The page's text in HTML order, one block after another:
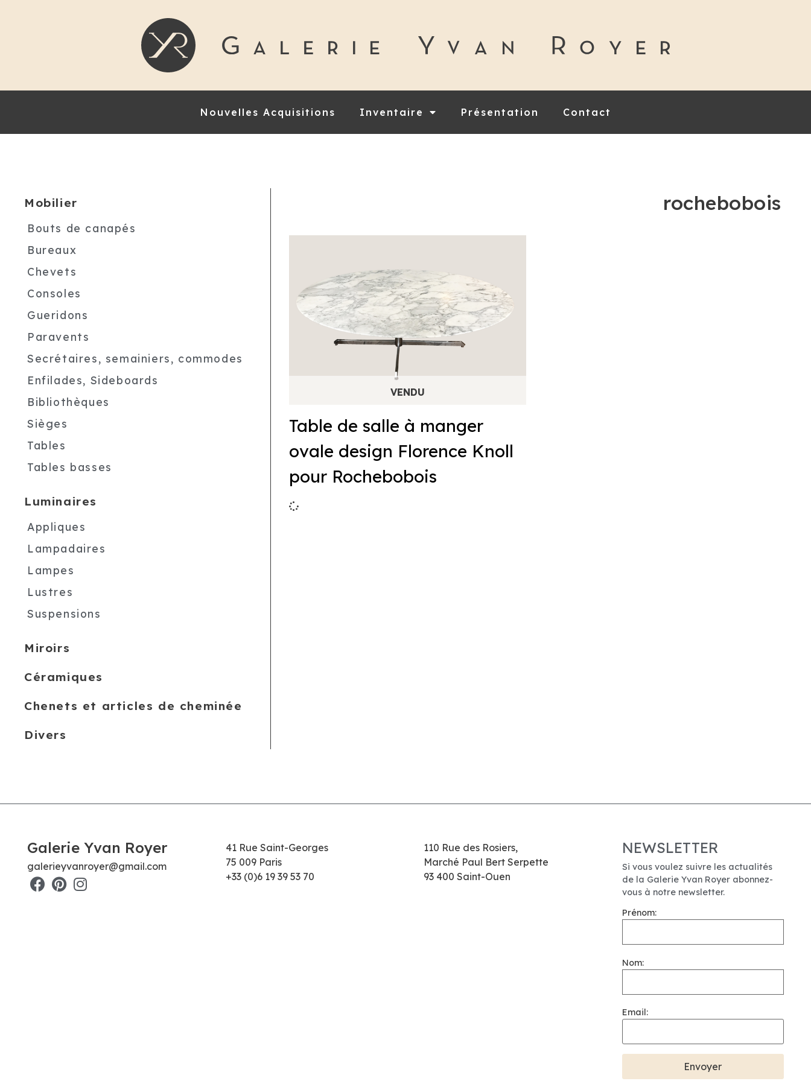
Nouvelles Acquisitions Inventaire Présentation Contact
Mobilier
Bouts de canapés
Bureaux
Chevets
Consoles
Gueridons
Paravents
Secrétaires, semainiers, commodes
Enfilades, Sideboards
Bibliothèques
Sièges
Tables
Tables basses
Luminaires
Appliques
Lampadaires
Lampes
Lustres
Suspensions
Miroirs
Céramiques
Chenets et articles de cheminée
Divers
rochebobois
Table de salle à manger
ovale design Florence Knoll
pour Rochebobois
Galerie Yvan Royer
galerieyvanroyer@gmail.com
41 Rue Saint-Georges
75 009 Paris
+33 (0)6 19 39 53 70
110 Rue des Rosiers,
Marché Paul Bert Serpette
93 400 Saint-Ouen
NEWSLETTER
Si vous voulez suivre les actualités
de la Galerie Yvan Royer abonnez-
vous à notre newsletter.
Prénom:
Nom:
Email: